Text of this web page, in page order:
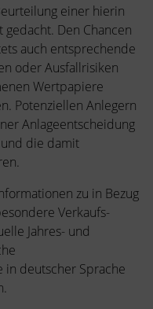
einer hierin
Den Chancen
auch entsprechende
oder Ausfallrisiken
Wertpapiere
Potenziellen Anlegern
Anlageentscheidung
die damit
zu in Bezug
Verkaufs-
Jahres- und
in deutscher Sprache